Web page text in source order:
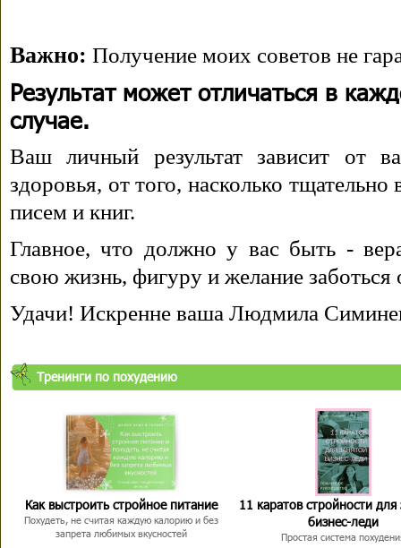
Важно: Получение моих советов не
Результат может отличаться в
случае.
Ваш личный результат зависит от
здоровья, от того, насколько
писем и книг.
Главное, что должно у вас быть -
свою жизнь, фигуру и желание заботься
Удачи! Искренне ваша Людмила
Тренинги по похудению
Как выстроить стройное питание
Похудеть, не считая каждую калорию и без
запрета любимых вкусностей
11 каратов стройности для
бизнес-леди
Простая система